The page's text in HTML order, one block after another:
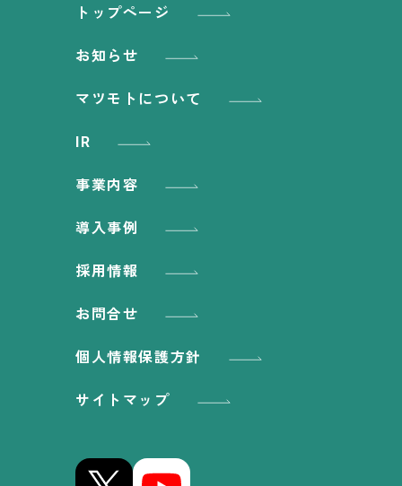
トップページ
お知らせ
マツモトについて
IR
事業内容
導入事例
採用情報
お問合せ
個人情報保護方針
サイトマップ